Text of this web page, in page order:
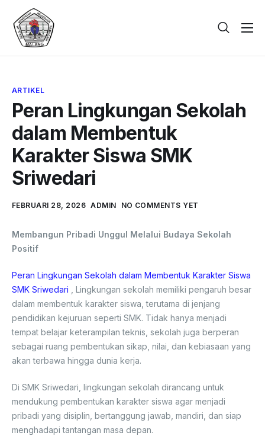
Beranda
Galeri
PPDB
Kontak
ARTIKEL
Peran Lingkungan Sekolah
dalam Membentuk
Karakter Siswa SMK
Sriwedari
FEBRUARI 28, 2026 ADMIN NO COMMENTS YET
Membangun Pribadi Unggul Melalui Budaya Sekolah
Positif
Peran Lingkungan Sekolah dalam Membentuk Karakter Siswa
SMK Sriwedari , Lingkungan sekolah memiliki pengaruh besar
dalam membentuk karakter siswa, terutama di jenjang
pendidikan kejuruan seperti SMK. Tidak hanya menjadi
tempat belajar keterampilan teknis, sekolah juga berperan
sebagai ruang pembentukan sikap, nilai, dan kebiasaan yang
akan terbawa hingga dunia kerja.
Di SMK Sriwedari, lingkungan sekolah dirancang untuk
mendukung pembentukan karakter siswa agar menjadi
pribadi yang disiplin, bertanggung jawab, mandiri, dan siap
menghadapi tantangan masa depan.